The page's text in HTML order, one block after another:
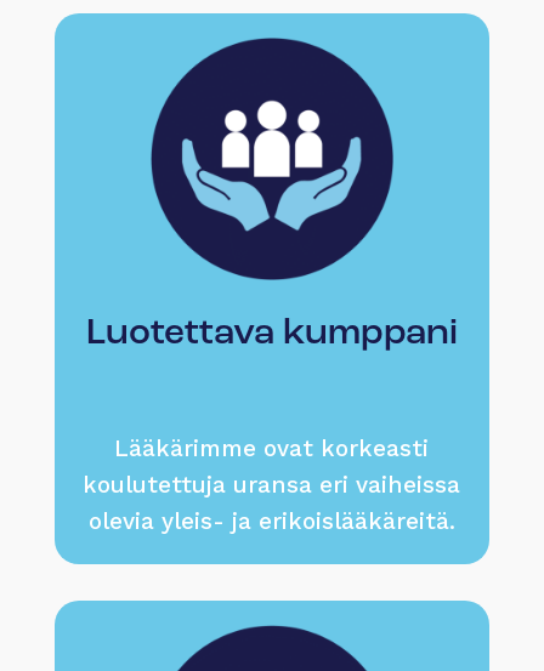
Luotettava kumppani
Lääkärimme ovat korkeasti
koulutettuja uransa eri vaiheissa
olevia yleis- ja erikoislääkäreitä.